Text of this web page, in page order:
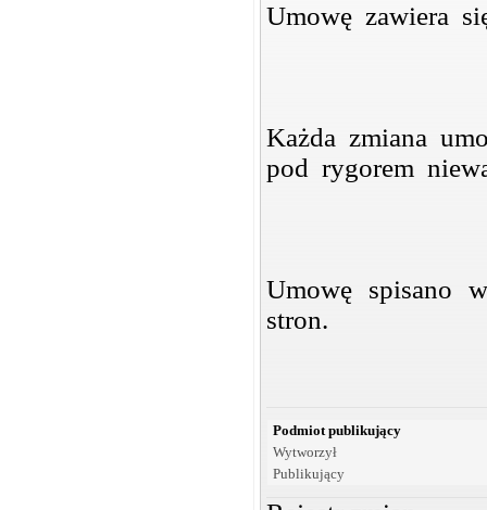
Umowę zawiera
Każda zmiana
pod rygorem
Umowę spisano
stron.
Podmiot publikujący
Wytworzył
Publikujący